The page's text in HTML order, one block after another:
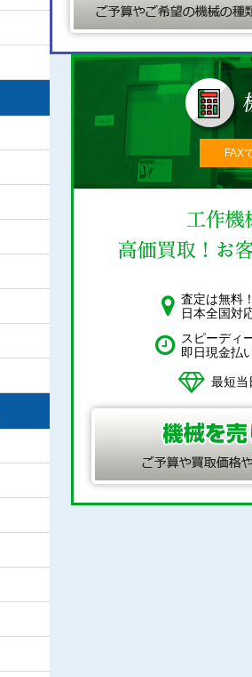
FAX
査定は無料
日本全国対
スピーディ
即日現金払
最短当